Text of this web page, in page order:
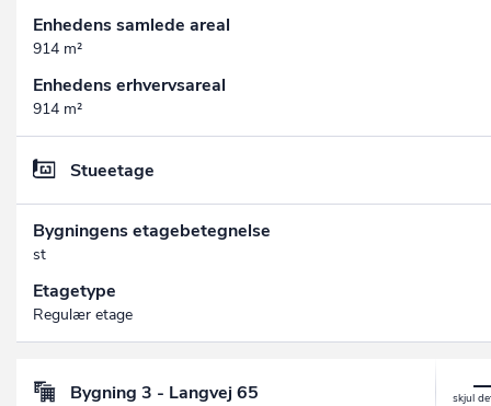
Enhedens samlede areal
914 m²
Enhedens erhvervsareal
914 m²
Stueetage
Bygningens etagebetegnelse
st
Etagetype
Regulær etage
Bygning 3 - Langvej 65